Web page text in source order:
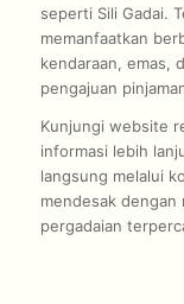
seperti Sili Gadai.
memanfaatkan
kendaraan, emas,
pengajuan
Kunjungi website
informasi lebih
langsung melalui
mendesak dengan
pergadaian